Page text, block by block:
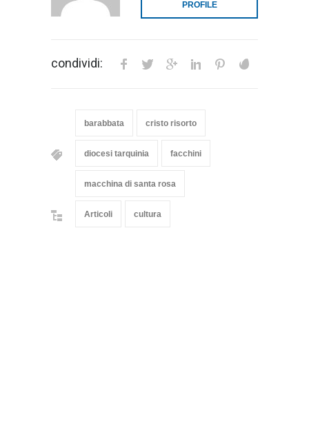
PROFILE
condividi:
barabbata cristo risorto
diocesi tarquinia facchini
macchina di santa rosa
Articoli cultura